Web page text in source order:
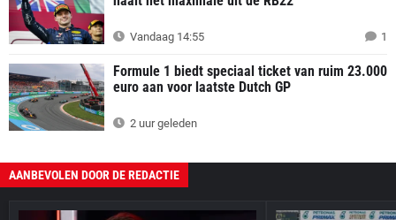
Vandaag 14:55 1
Formule 1 biedt speciaal ticket van ruim 23.000
euro aan voor laatste Dutch GP
2 uur geleden
AANBEVOLEN DOOR DE REDACTIE